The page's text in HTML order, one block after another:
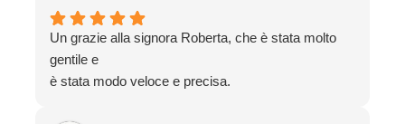
Un grazie alla signora Roberta, che è stata molto
gentile e
è stata modo veloce e precisa.